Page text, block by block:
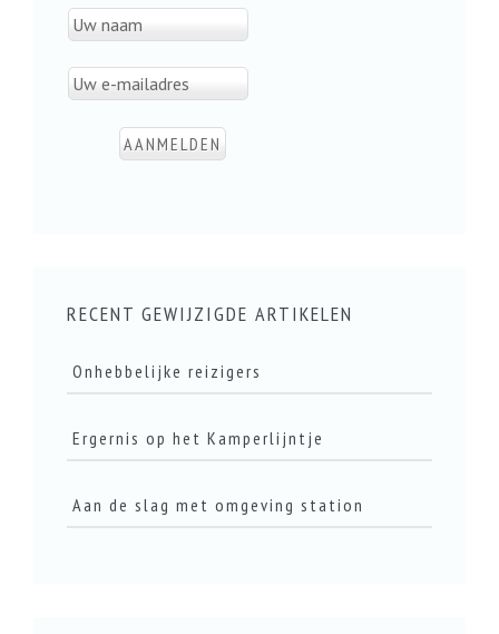
RECENT GEWIJZIGDE ARTIKELEN
Onhebbelijke reizigers
LEES DIT ARTIKEL
Ergernis op het Kamperlijntje
LEES DIT ARTIKEL
Aan de slag met omgeving station